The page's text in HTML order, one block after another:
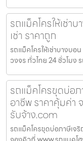
รถแม็คโครให้เช่า
เช่า ราคาถูก
รถแม็คโครให้เช่าบางบอ
วงจร ทั่วไทย 24 ชั่วโมง
รถแม็คโครขุดบ่อ
อาชีพ ราคาคุ้มค่า
รับจ้าง.com
รถแม็คโครขุดบ่อภาษีเจ